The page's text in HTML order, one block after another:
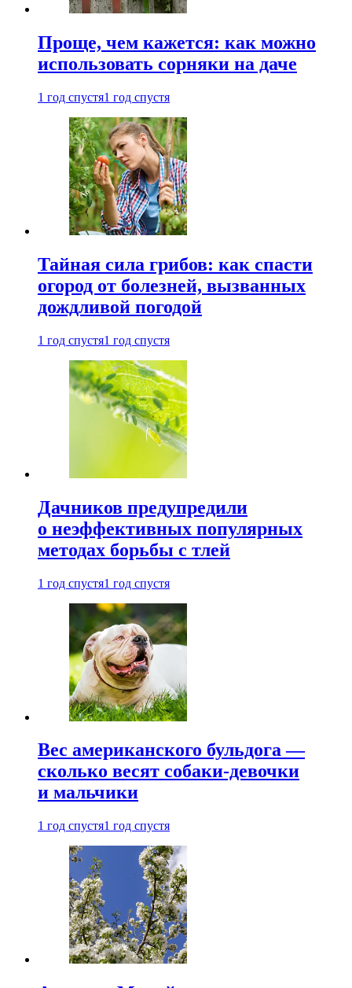
Проще, чем кажется: как можно
использовать сорняки на даче
1 год спустя1 год спустя
Тайная сила грибов: как спасти
огород от болезней, вызванных
дождливой погодой
1 год спустя1 год спустя
Дачников предупредили
о неэффективных популярных
методах борьбы с тлей
1 год спустя1 год спустя
Вес американского бульдога —
сколько весят собаки-девочки
и мальчики
1 год спустя1 год спустя